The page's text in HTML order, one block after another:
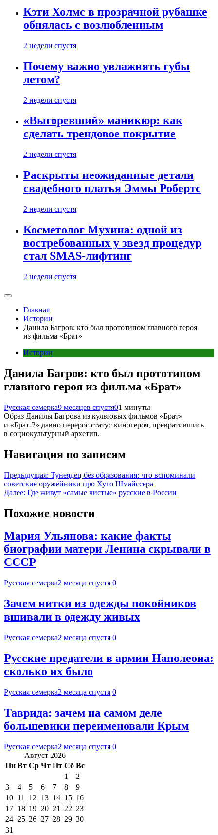
Кэти Холмс в прозрачной рубашке
обнялась с возлюбленным
2 недели спустя
Почему важно увлажнять губы
летом?
2 недели спустя
«Выгоревший» маникюр: как
сделать трендовое покрытие
2 недели спустя
Раскрыты неожиданные детали
свадебного платья Эммы Робертс
2 недели спустя
Косметолог Мухина: одной из
востребованных у звезд процедур
стал SMAS-лифтинг
2 недели спустя
Главная
Истории
Данила Багров: кто был прототипом главного героя
из фильма «Брат»
Истории
Данила Багров: кто был прототипом
главного героя из фильма «Брат»
Русская семерка9 месяцев спустя01 минуты
Образ Данилы Багрова из культовых фильмов «Брат»
и «Брат-2» давно перерос статус киногероя, превратившись
в социокультурный архетип.
Навигация по записям
Предыдущая: Тунеядец без образования: что вспоминали
советские оружейники про Хуго Шмайссера
Далее: Где живут «самые чистые» русские в России
Похожие новости
Мария Ульянова: какие факты
биографии матери Ленина скрывали в
СССР
Русская семерка2 месяца спустя 0
Зачем нитки из одежды покойников
вшивали в одежду живых
Русская семерка2 месяца спустя 0
Русские предатели в армии Наполеона:
сколько их было
Русская семерка2 месяца спустя 0
Таврида: зачем на самом деле
большевики переименовали Крым
Русская семерка2 месяца спустя 0
Август 2026
Пн Вт Ср Чт Пт Сб Вс
1
2
3
4 5 6 7 8
9
10 11 12 13 14 15 16
17 18 19 20 21 22 23
24 25 26 27 28 29 30
31